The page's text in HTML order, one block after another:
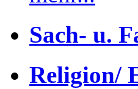
Sach- u.
Religion/